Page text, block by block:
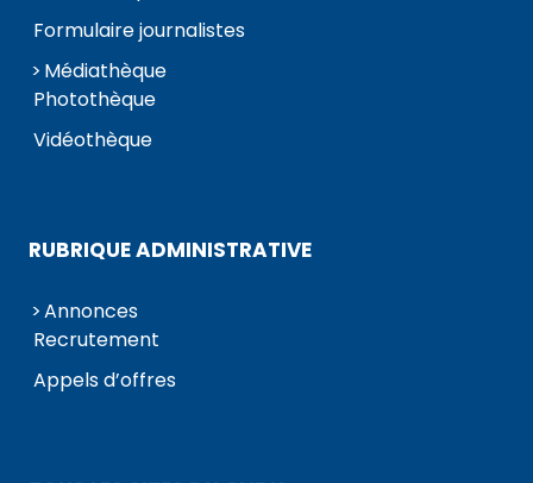
Formulaire journalistes
Médiathèque
Photothèque
Vidéothèque
RUBRIQUE ADMINISTRATIVE
Annonces
Recrutement
Appels d’offres